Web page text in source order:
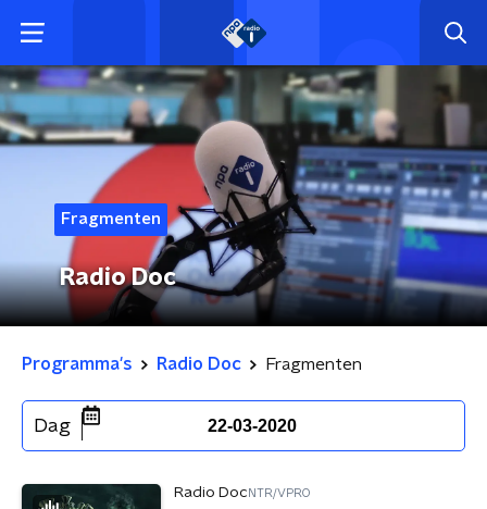
Fragmenten
Radio Doc
Programma's Radio Doc Fragmenten
Dag 22-03-2020
Radio Doc NTR/VPRO